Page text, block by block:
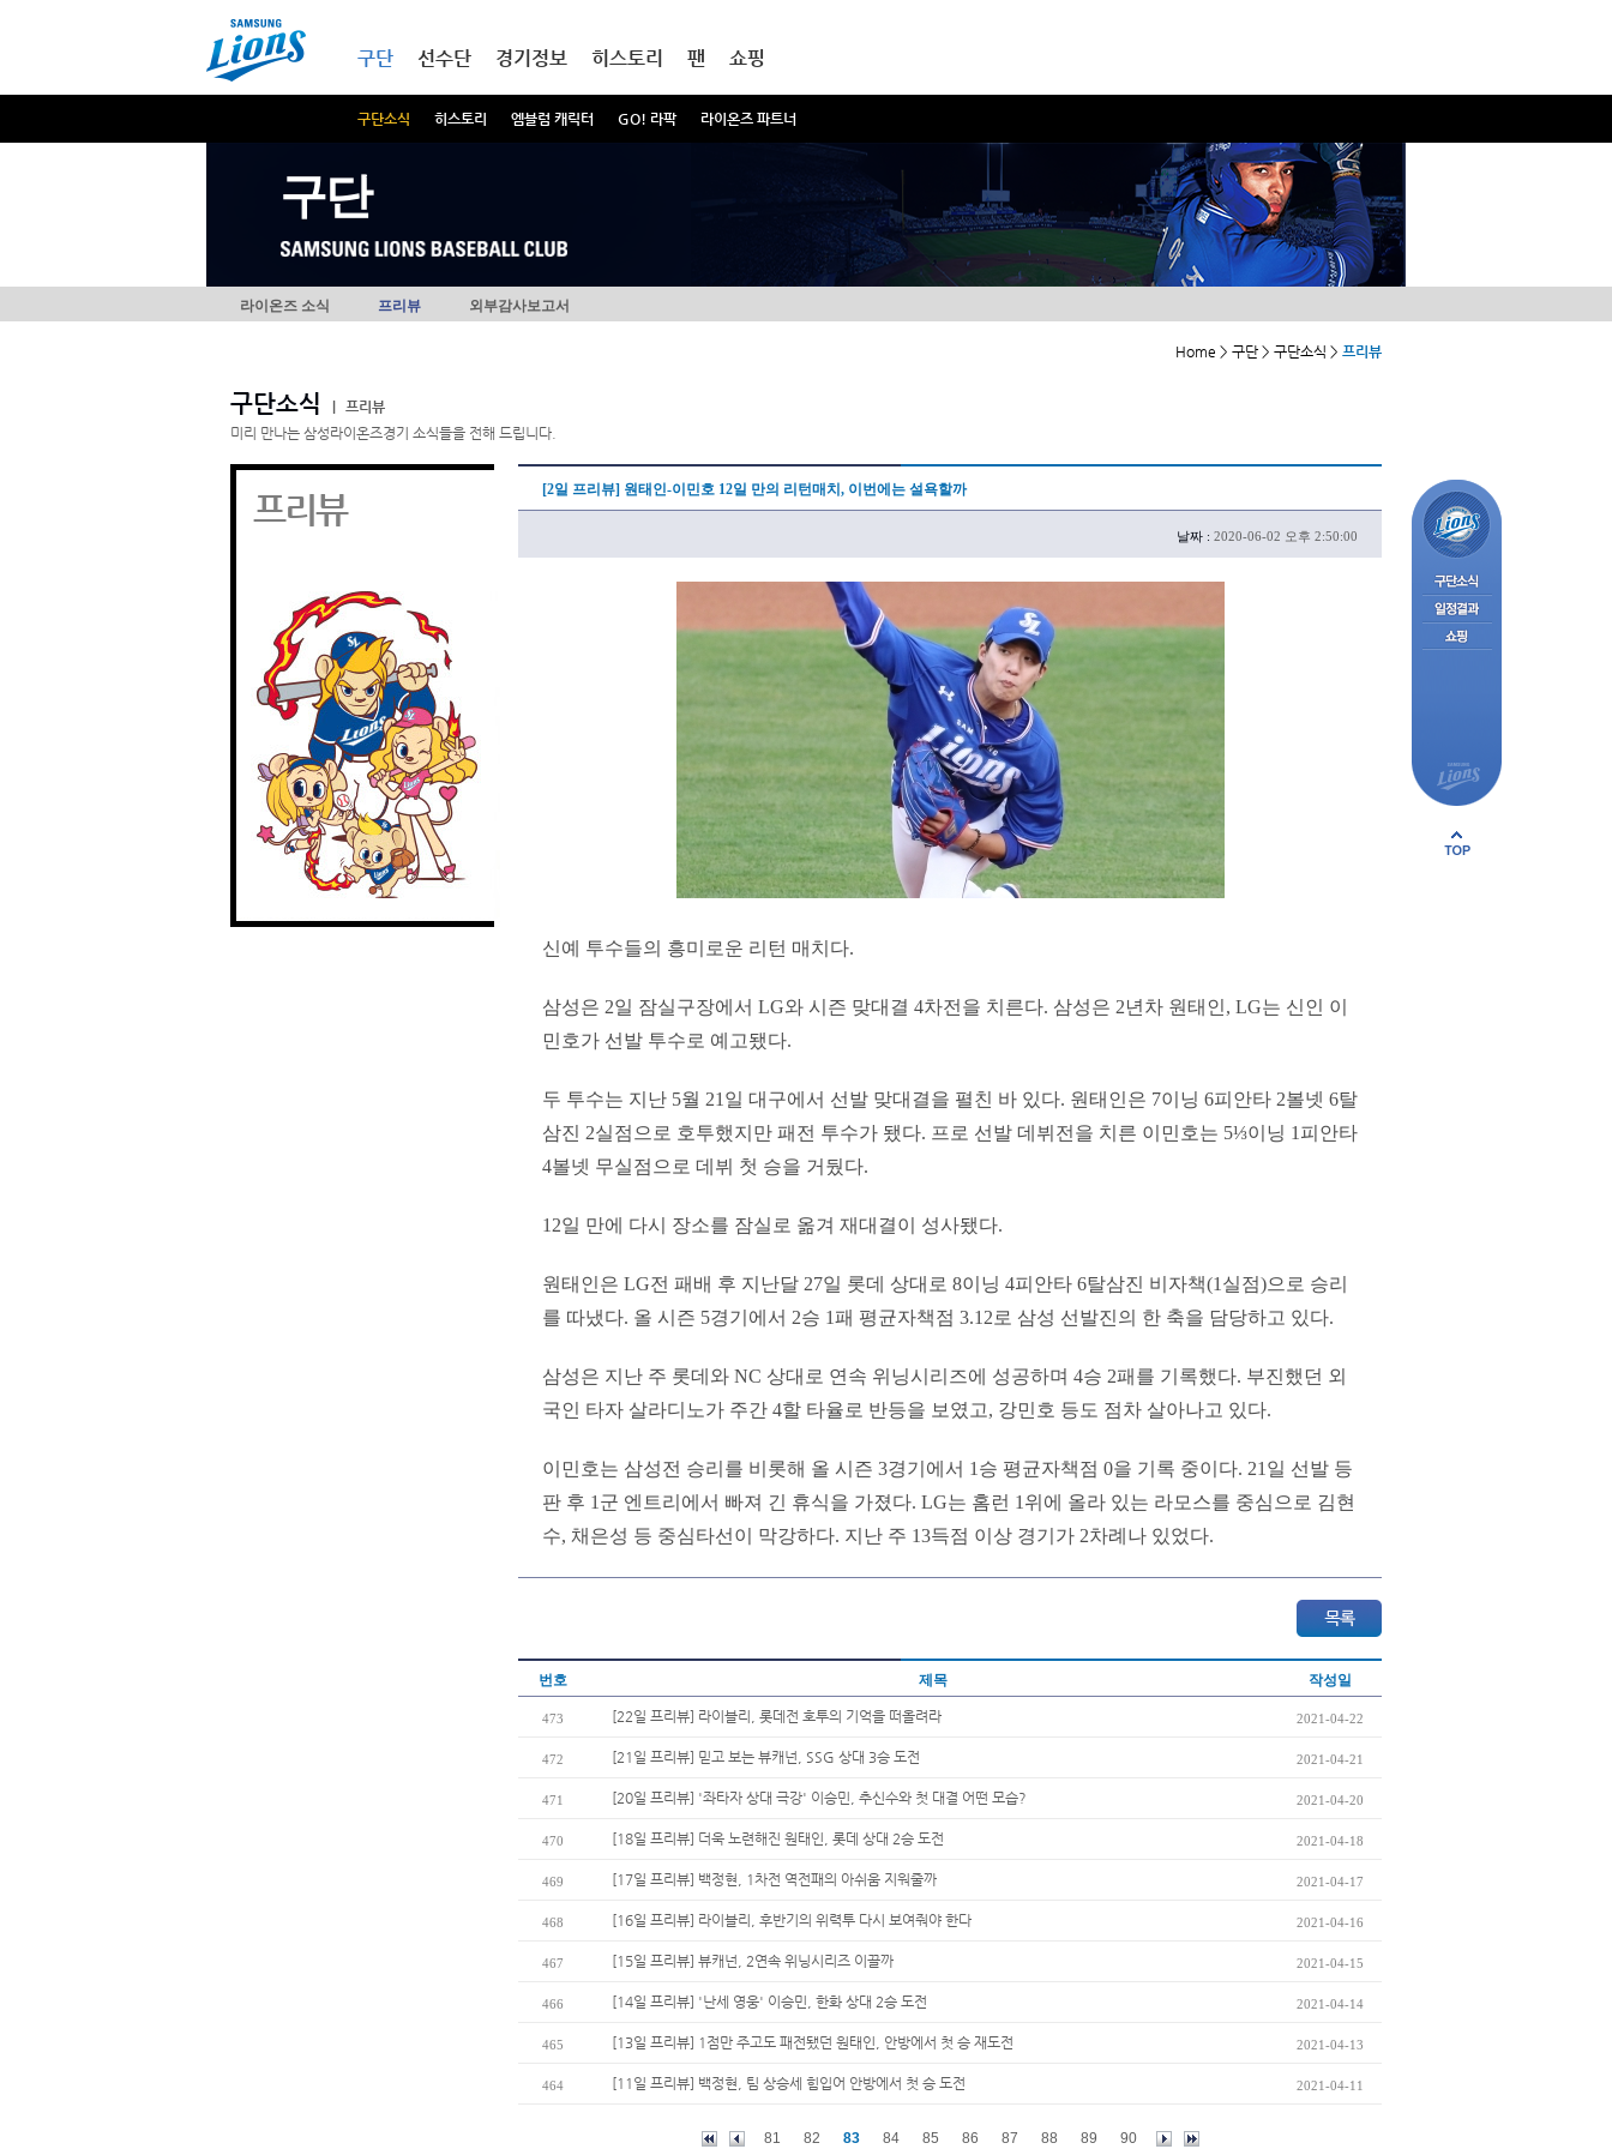
구단
구단소식 히스토리 엠블럼 캐릭터 GO! 라팍 라이온즈 파트너
선수단 경기정보 히스토리 팬 쇼핑
구단
라이온즈 소식 프리뷰 외부감사보고서
Home > 구단 > 구단소식 > 프리뷰
구단소식
프리뷰
미리 만나는 삼성라이온즈경기 소식들을 전해 드립니다.
프리뷰 [2일 프리뷰] 원태인-이민호 12일 만의 리턴매치, 이번에는 설욕할까
날짜 : 2020-06-02 오후 2:50:00
신예 투수들의 흥미로운 리턴 매치다.
삼성은 2일 잠실구장에서 LG와 시즌 맞대결 4차전을 치른다. 삼성은 2년차 원태인, LG는 신인 이
민호가 선발 투수로 예고됐다.
두 투수는 지난 5월 21일 대구에서 선발 맞대결을 펼친 바 있다. 원태인은 7이닝 6피안타 2볼넷 6탈
삼진 2실점으로 호투했지만 패전 투수가 됐다. 프로 선발 데뷔전을 치른 이민호는 5⅓이닝 1피안타
4볼넷 무실점으로 데뷔 첫 승을 거뒀다.
12일 만에 다시 장소를 잠실로 옮겨 재대결이 성사됐다.
원태인은 LG전 패배 후 지난달 27일 롯데 상대로 8이닝 4피안타 6탈삼진 비자책(1실점)으로 승리
를 따냈다. 올 시즌 5경기에서 2승 1패 평균자책점 3.12로 삼성 선발진의 한 축을 담당하고 있다.
삼성은 지난 주 롯데와 NC 상대로 연속 위닝시리즈에 성공하며 4승 2패를 기록했다. 부진했던 외
국인 타자 살라디노가 주간 4할 타율로 반등을 보였고, 강민호 등도 점차 살아나고 있다.
이민호는 삼성전 승리를 비롯해 올 시즌 3경기에서 1승 평균자책점 0을 기록 중이다. 21일 선발 등
판 후 1군 엔트리에서 빠져 긴 휴식을 가졌다. LG는 홈런 1위에 올라 있는 라모스를 중심으로 김현
수, 채은성 등 중심타선이 막강하다. 지난 주 13득점 이상 경기가 2차례나 있었다.
번호 제목 작성일
473 [22일 프리뷰] 라이블리, 롯데전 호투의 기억을 떠올려라 2021-04-22
472 [21일 프리뷰] 믿고 보는 뷰캐넌, SSG 상대 3승 도전 2021-04-21
471 [20일 프리뷰] '좌타자 상대 극강' 이승민, 추신수와 첫 대결 어떤 모습? 2021-04-20
470 [18일 프리뷰] 더욱 노련해진 원태인, 롯데 상대 2승 도전 2021-04-18
469 [17일 프리뷰] 백정현, 1차전 역전패의 아쉬움 지워줄까 2021-04-17
468 [16일 프리뷰] 라이블리, 후반기의 위력투 다시 보여줘야 한다 2021-04-16
467 [15일 프리뷰] 뷰캐넌, 2연속 위닝시리즈 이끌까 2021-04-15
466 [14일 프리뷰] '난세 영웅' 이승민, 한화 상대 2승 도전 2021-04-14
465 [13일 프리뷰] 1점만 주고도 패전됐던 원태인, 안방에서 첫 승 재도전 2021-04-13
464 [11일 프리뷰] 백정현, 팀 상승세 힘입어 안방에서 첫 승 도전 2021-04-11
81 82 83 84 85 86 87 88 89 90